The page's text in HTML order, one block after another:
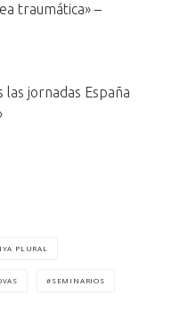
traumática» –
las jornadas España
PLURAL
SEMINARIOS